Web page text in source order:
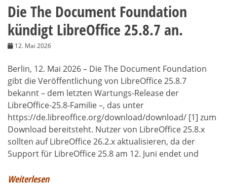
Die The Document Foundation
kündigt LibreOffice 25.8.7 an.
12. Mai 2026
Berlin, 12. Mai 2026 – Die The Document Foundation
gibt die Veröffentlichung von LibreOffice 25.8.7
bekannt – dem letzten Wartungs-Release der
LibreOffice-25.8-Familie –, das unter
https://de.libreoffice.org/download/download/ [1] zum
Download bereitsteht. Nutzer von LibreOffice 25.8.x
sollten auf LibreOffice 26.2.x aktualisieren, da der
Support für LibreOffice 25.8 am 12. Juni endet und
Weiterlesen